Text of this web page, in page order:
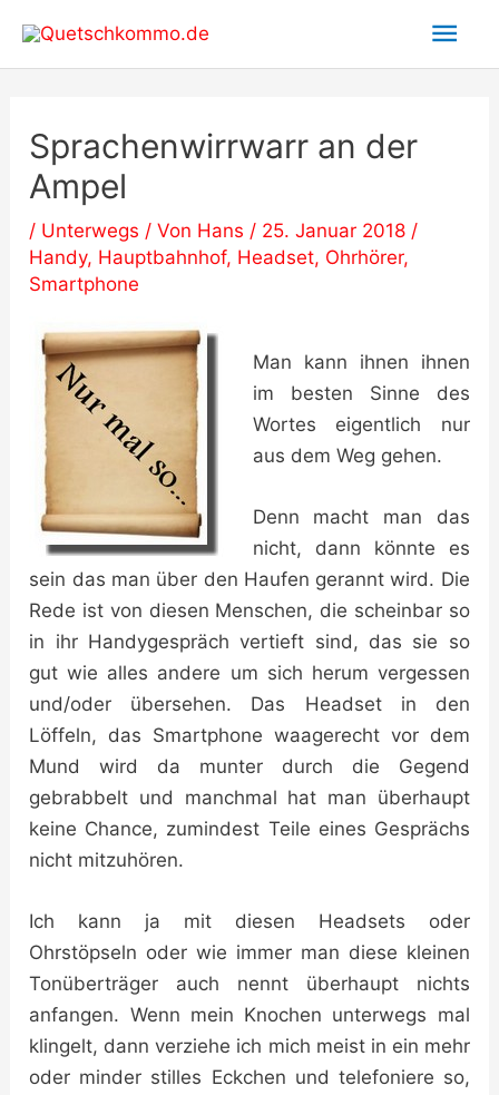
Inhalt
Sprachenwirrwarr an der
Ampel
/ Unterwegs / Von Hans / 25. Januar 2018 /
Handy, Hauptbahnhof, Headset, Ohrhörer,
Smartphone
Man kann ihnen ihnen
im besten Sinne des
Wortes eigentlich nur
aus dem Weg gehen.
Denn macht man das
nicht, dann könnte es
sein das man über den Haufen gerannt wird. Die
Rede ist von diesen Menschen, die scheinbar so
in ihr Handygespräch vertieft sind, das sie so
gut wie alles andere um sich herum vergessen
und/oder übersehen. Das Headset in den
Löffeln, das Smartphone waagerecht vor dem
Mund wird da munter durch die Gegend
gebrabbelt und manchmal hat man überhaupt
keine Chance, zumindest Teile eines Gesprächs
nicht mitzuhören.
Ich kann ja mit diesen Headsets oder
Ohrstöpseln oder wie immer man diese kleinen
Tonüberträger auch nennt überhaupt nichts
anfangen. Wenn mein Knochen unterwegs mal
klingelt, dann verziehe ich mich meist in ein mehr
oder minder stilles Eckchen und telefoniere so,